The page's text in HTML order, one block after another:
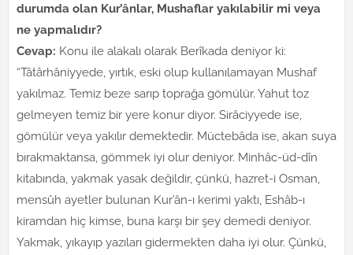
durumda olan Kur’ânlar, Mushaflar yakılabilir mi veya
ne yapmalıdır?
Cevap: Konu ile alakalı olarak Berîkada deniyor ki:
“Tâtârhâniyyede, yırtık, eski olup kullanılamayan Mushaf
yakılmaz. Temiz beze sarıp toprağa gömülür. Yahut toz
gelmeyen temiz bir yere konur diyor. Sirâciyyede ise,
gömülür veya yakılır demektedir. Müctebâda ise, akan suya
bırakmaktansa, gömmek iyi olur deniyor. Minhâc-üd-dîn
kitabında, yakmak yasak değildir, çünkü, hazret-i Osman,
mensûh ayetler bulunan Kur’ân-ı kerimi yaktı, Eshâb-ı
kiramdan hiç kimse, buna karşı bir şey demedi deniyor.
Yakmak, yıkayıp yazıları gidermekten daha iyi olur. Çünkü,